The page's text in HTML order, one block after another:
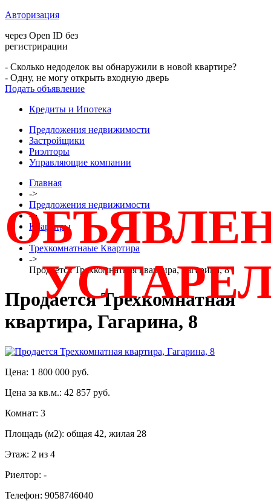
Авторизация
через Open ID без
регистрирации
- Сколько недоделок вы обнаружили в новой квартире?
- Одну, не могу открыть входную дверь
Подать объявление
Кредиты и Ипотека
Предложения недвижимости
Застройщики
Риэлторы
Управляющие компании
Главная
->
Предложения недвижимости
->
Квартиры
->
Трехкомнатнаые Квартира
->
Продается Трехкомнатная квартира, Гагарина, 8
Продается Трехкомнатная
квартира, Гагарина, 8
Цена: 1 800 000 руб.
Цена за кв.м.: 42 857 руб.
Комнат: 3
Площадь (м2): общая 42, жилая 28
Этаж: 2 из 4
Риелтор: -
Телефон: 9058746040